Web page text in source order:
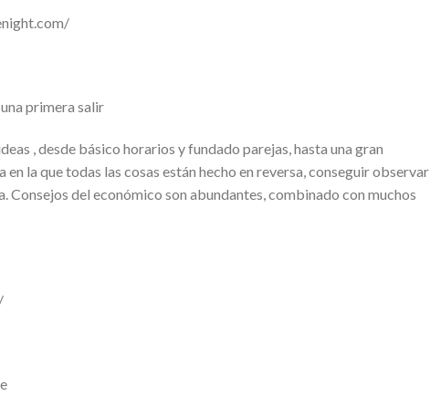
primera salir
, desde básico horarios y fundado parejas, hasta una gran
la que todas las cosas están hecho en reversa, conseguir observar
Consejos del económico son abundantes, combinado con muchos